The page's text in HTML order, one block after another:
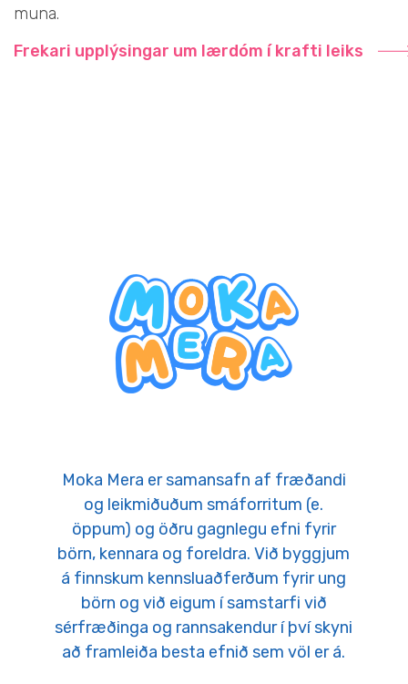
muna.
Frekari upplýsingar um lærdóm í krafti leiks
Moka Mera er samansafn af fræðandi
og leikmiðuðum smáforritum (e.
öppum) og öðru gagnlegu efni fyrir
börn, kennara og foreldra. Við byggjum
á finnskum kennsluaðferðum fyrir ung
börn og við eigum í samstarfi við
sérfræðinga og rannsakendur í því skyni
að framleiða besta efnið sem völ er á.